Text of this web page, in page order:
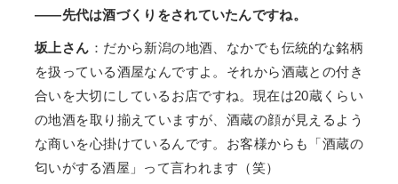
——先代は酒づくりをされていたんですね。
坂上さん ：だから新潟の地酒、なかでも伝統的な銘柄
を扱っている酒屋なんですよ。それから酒蔵との付き
合いを大切にしているお店ですね。現在は20蔵くらい
の地酒を取り揃えていますが、酒蔵の顔が見えるよう
な商いを心掛けているんです。お客様からも「酒蔵の
匂いがする酒屋」って言われます（笑）